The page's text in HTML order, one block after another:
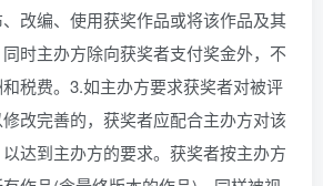
改编、使用获奖作品或将该作品及其
时主办方除向获奖者支付奖金外，不
税费。3.如主办方要求获奖者对被评
改完善的，获奖者应配合主办方对该
达到主办方的要求。获奖者按主办方